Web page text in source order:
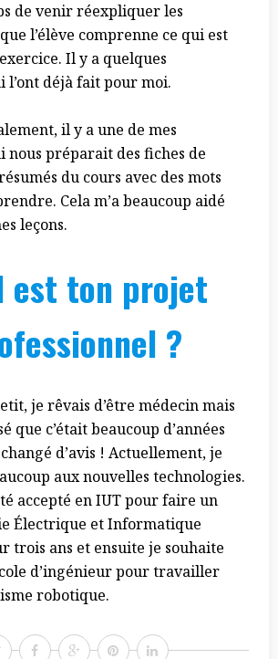
de venir réexpliquer les
l’élève comprenne ce qui est
Il y a quelques
l’ont déjà fait pour moi.
il y a une de mes
nous préparait des fiches de
du cours avec des mots
Cela m’a beaucoup aidé
leçons.
est ton projet
?
je rêvais d’être médecin mais
que c’était beaucoup d’années
changé d’avis ! Actuellement, je
aux nouvelles technologies.
accepté en IUT pour faire un
Électrique et Informatique
trois ans et ensuite je souhaite
d’ingénieur pour travailler
robotique.